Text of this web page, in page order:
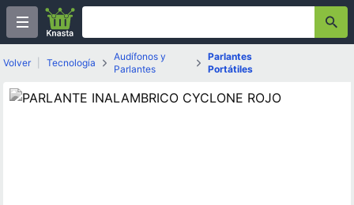
Volver Tecnología
Audífonos y
Parlantes
Parlantes
Portátiles